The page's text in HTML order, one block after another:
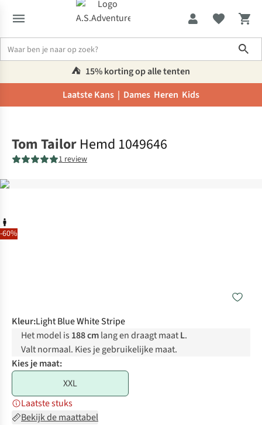
⛺️ 15% korting op alle tenten
Laatste Kans | Dames Heren Kids
-60%
Tom Tailor Hemd 1049646
1 review
Kleur:Light Blue White Stripe
Het model is 188 cmlang en draagt maatL.
Valt normaal. Kies je gebruikelijke maat.
Kies je maat:
XXL
Laatste stuks
Bekijk de maattabel